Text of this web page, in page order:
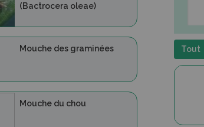
(Bactrocera oleae)
Mouche des graminées
Mouche du chou
Tout